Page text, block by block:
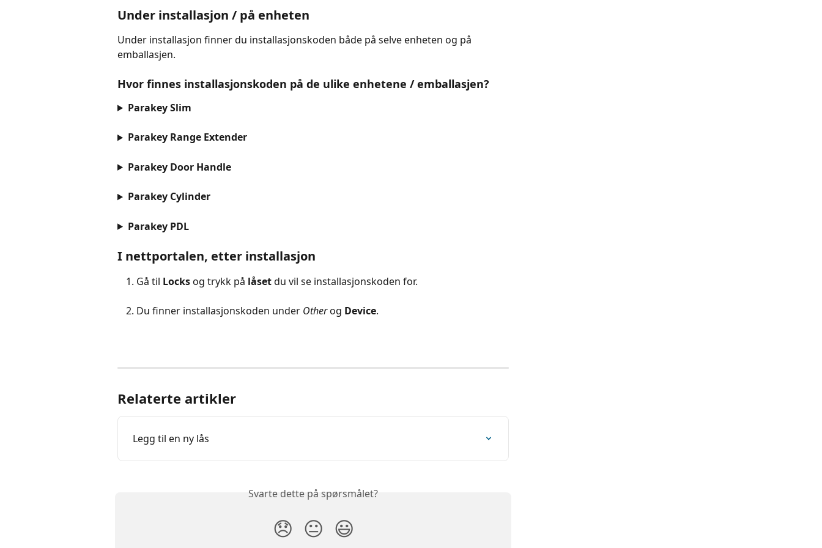
Under installasjon / på enheten
Under installasjon finner du installasjonskoden både på selve enheten og på
emballasjen.
Hvor finnes installasjonskoden på de ulike enhetene / emballasjen?
Parakey Slim
Parakey Range Extender
Parakey Door Handle
Parakey Cylinder
Parakey PDL
I nettportalen, etter installasjon
Gå til Locks og trykk på låset du vil se installasjonskoden for.
Du finner installasjonskoden under Other og Device.
Relaterte artikler
Legg til en ny lås
Svarte dette på spørsmålet?
😞 😐 😃